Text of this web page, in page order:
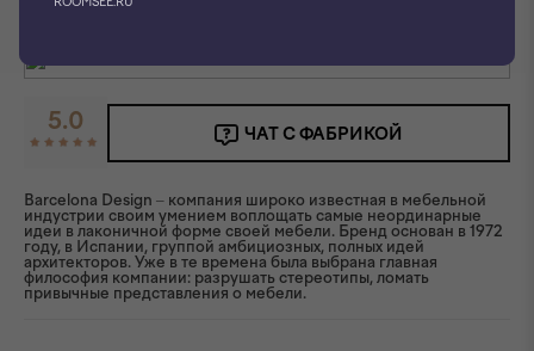
5.0 ЧАТ С ФАБРИКОЙ
Barcelona Design – компания широко известная в мебельной
индустрии своим умением воплощать самые неординарные
идеи в лаконичной форме своей мебели. Бренд основан в 1972
году, в Испании, группой амбициозных, полных идей
архитекторов. Уже в те времена была выбрана главная
философия компании: разрушать стереотипы, ломать
привычные представления о мебели.